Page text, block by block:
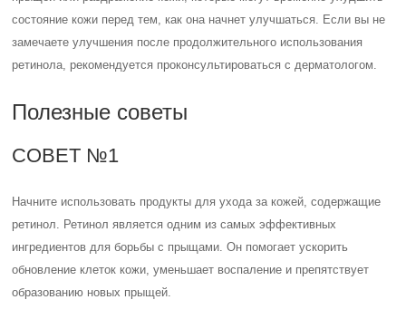
состояние кожи перед тем, как она начнет улучшаться. Если вы не
замечаете улучшения после продолжительного использования
ретинола, рекомендуется проконсультироваться с дерматологом.
Полезные советы
СОВЕТ №1
Начните использовать продукты для ухода за кожей, содержащие
ретинол. Ретинол является одним из самых эффективных
ингредиентов для борьбы с прыщами. Он помогает ускорить
обновление клеток кожи, уменьшает воспаление и препятствует
образованию новых прыщей.